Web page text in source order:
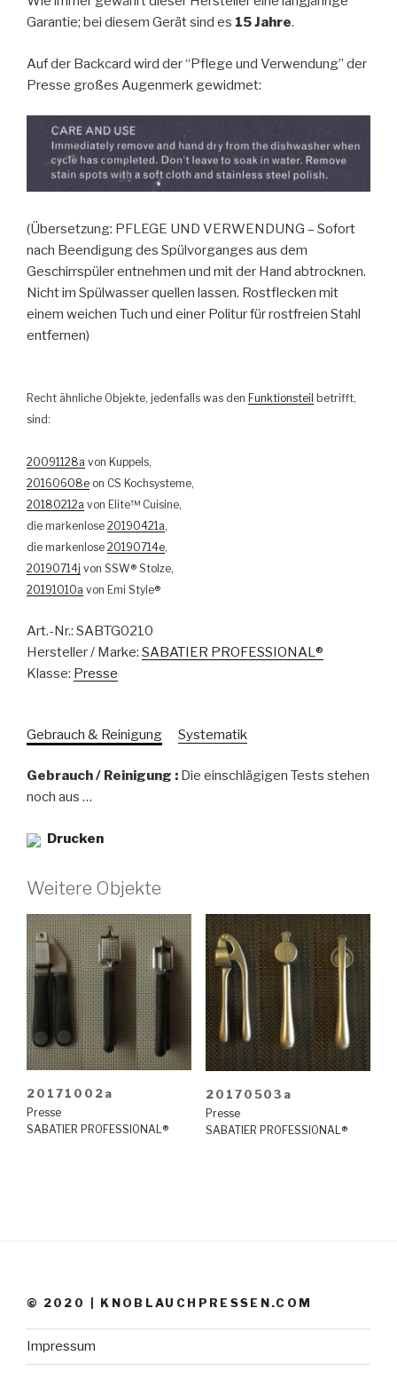
Garantie; bei diesem Gerät sind es 15 Jahre.
Auf der Backcard wird der “Pflege und Verwendung” der
Presse großes Augenmerk gewidmet:
(Übersetzung: PFLEGE UND VERWENDUNG – Sofort
nach Beendigung des Spülvorganges aus dem
Geschirrspüler entnehmen und mit der Hand abtrocknen.
Nicht im Spülwasser quellen lassen. Rostflecken mit
einem weichen Tuch und einer Politur für rostfreien Stahl
entfernen)
Recht ähnliche Objekte, jedenfalls was den Funktionsteil betrifft,
sind:
20091128a von Kuppels,
20160608e on CS Kochsysteme,
20180212a von Elite™ Cuisine,
die markenlose 20190421a,
die markenlose 20190714e,
20190714j von SSW® Stolze,
20191010a von Emi Style®
Art.-Nr.: SABTG0210
Hersteller / Marke: SABATIER PROFESSIONAL®
Klasse: Presse
Gebrauch & Reinigung Systematik
Gebrauch / Reinigung : Die einschlägigen Tests stehen
noch aus …
Drucken
Weitere Objekte
20171002a
Presse
SABATIER PROFESSIONAL®
20170503a
Presse
SABATIER PROFESSIONAL®
© 2020 | KNOBLAUCHPRESSEN.COM
Impressum